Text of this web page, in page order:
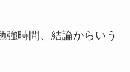
強時間、結論からいう